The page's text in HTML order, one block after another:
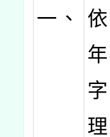
一、
理